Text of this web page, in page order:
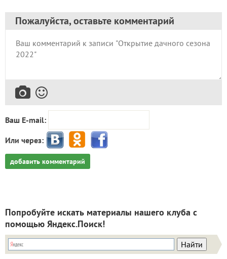
Пожалуйста, оставьте комментарий
Ваш E-mail:
Или через:
добавить комментарий
Попробуйте искать материалы нашего клуба с
помощью Яндекс.Поиск!